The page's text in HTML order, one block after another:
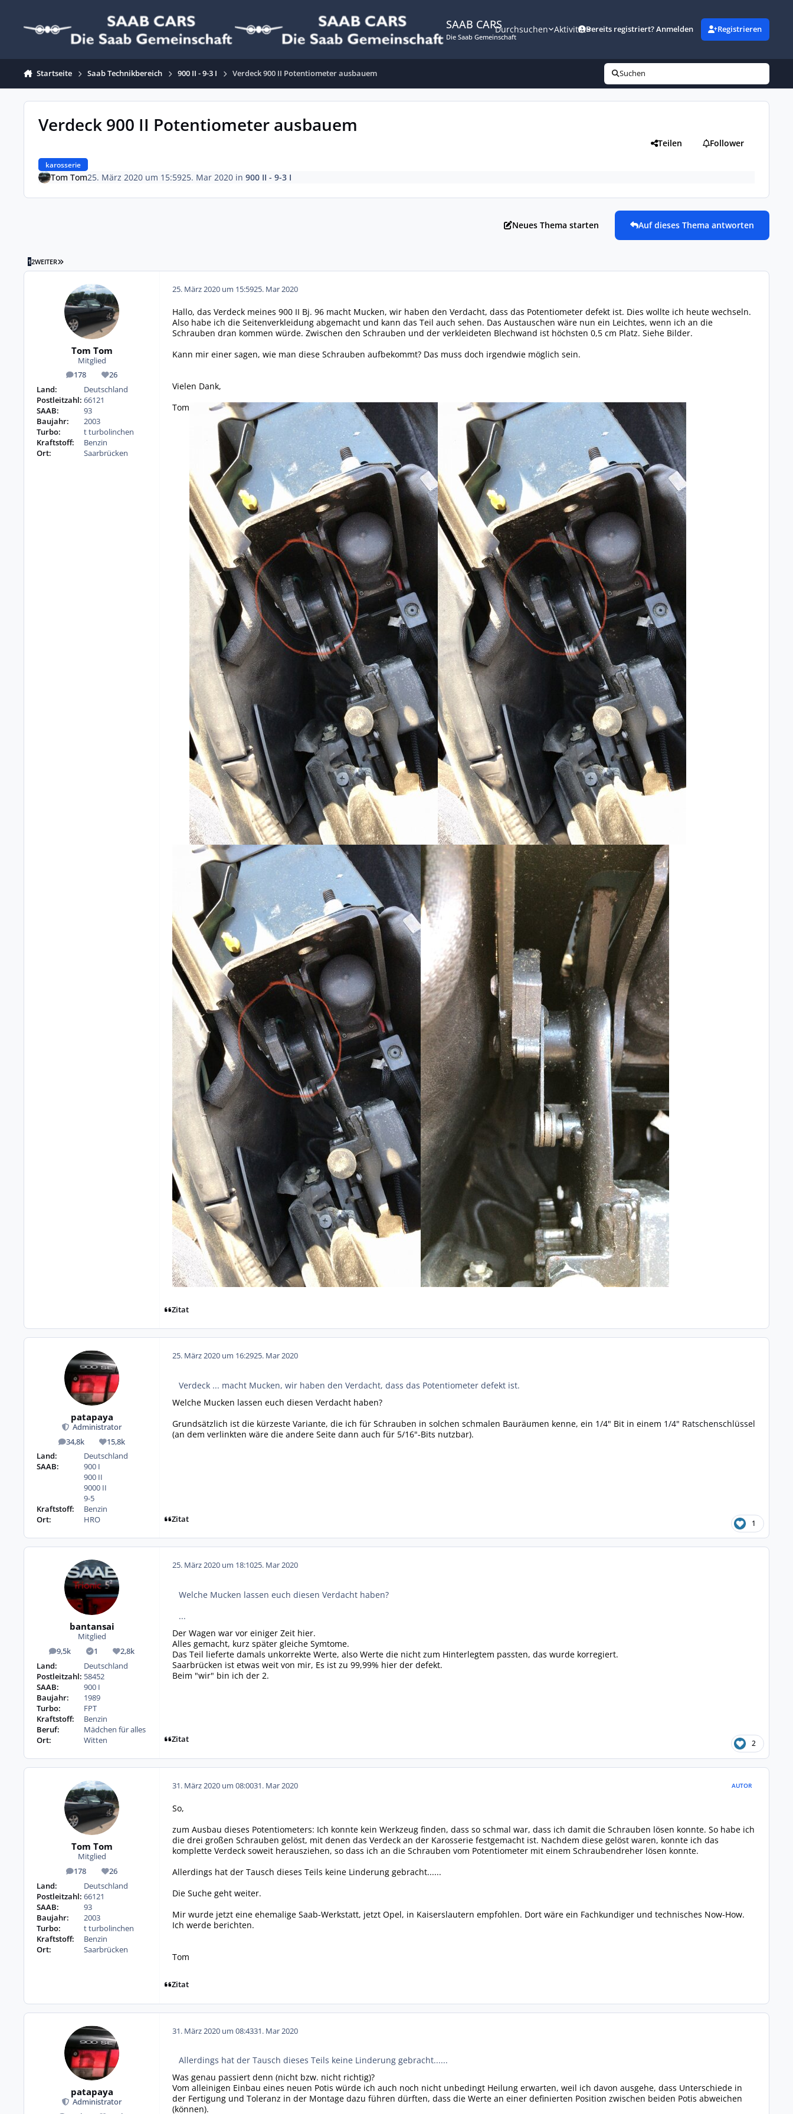
SAAB CARS
Die Saab Gemeinschaft
Durchsuchen AktivitätBereits registriert? Anmelden Registrieren
Startseite Saab Technikbereich 900 II - 9-3 I Verdeck 900 II Potentiometer ausbauem Suchen
Verdeck 900 II Potentiometer ausbauem
karosserie
Teilen Follower
Tom Tom25. März 2020 um 15:5925. Mar 2020in 900 II - 9-3 I
Neues Thema starten Auf dieses Thema antworten
12WEITER LETZTE SEITE
Tom Tom
Mitglied
178
Beiträge 26
Reputation
Land:
Deutschland
Postleitzahl: 66121
SAAB:
93
Baujahr:
2003
Turbo:
t turbolinchen
Kraftstoff:
Benzin
Ort:
Saarbrücken
25. März 2020 um 15:5925. Mar 2020
Hallo, das Verdeck meines 900 II Bj. 96 macht Mucken, wir haben den Verdacht, dass das Potentiometer defekt ist. Dies wollte ich heute wechseln.
Also habe ich die Seitenverkleidung abgemacht und kann das Teil auch sehen. Das Austauschen wäre nun ein Leichtes, wenn ich an die
Schrauben dran kommen würde. Zwischen den Schrauben und der verkleideten Blechwand ist höchsten 0,5 cm Platz. Siehe Bilder.
Kann mir einer sagen, wie man diese Schrauben aufbekommt? Das muss doch irgendwie möglich sein.
Vielen Dank,
Tom
Zitat
patapaya
Administrator
34,8k
Beiträge 15,8k
Reputation
Land:
Deutschland
SAAB:
900 I
900 II
9000 II
9-5
Kraftstoff:
Benzin
Ort:
HRO
25. März 2020 um 16:2925. Mar 2020
Verdeck ... macht Mucken, wir haben den Verdacht, dass das Potentiometer defekt ist.
Welche Mucken lassen euch diesen Verdacht haben?
Grundsätzlich ist die kürzeste Variante, die ich für Schrauben in solchen schmalen Bauräumen kenne, ein 1/4" Bit in einem 1/4" Ratschenschlüssel
(an dem verlinkten wäre die andere Seite dann auch für 5/16"-Bits nutzbar).
Zitat 1
bantansai
Mitglied
9,5k
Beiträge 1
Lösungen2,8k
Reputation
Land:
Deutschland
Postleitzahl: 58452
SAAB:
900 I
Baujahr:
1989
Turbo:
FPT
Kraftstoff:
Benzin
Beruf:
Mädchen für alles
Ort:
Witten
25. März 2020 um 18:1025. Mar 2020
Welche Mucken lassen euch diesen Verdacht haben?
...
Der Wagen war vor einiger Zeit hier.
Alles gemacht, kurz später gleiche Symtome.
Das Teil lieferte damals unkorrekte Werte, also Werte die nicht zum Hinterlegtem passten, das wurde korregiert.
Saarbrücken ist etwas weit von mir, Es ist zu 99,99% hier der defekt.
Beim "wir" bin ich der 2.
Zitat 2
Tom Tom
Mitglied
178
Beiträge 26
Reputation
Land:
Deutschland
Postleitzahl: 66121
SAAB:
93
Baujahr:
2003
Turbo:
t turbolinchen
Kraftstoff:
Benzin
Ort:
Saarbrücken
31. März 2020 um 08:0031. Mar 2020 AUTOR
So,
zum Ausbau dieses Potentiometers: Ich konnte kein Werkzeug finden, dass so schmal war, dass ich damit die Schrauben lösen konnte. So habe ich
die drei großen Schrauben gelöst, mit denen das Verdeck an der Karosserie festgemacht ist. Nachdem diese gelöst waren, konnte ich das
komplette Verdeck soweit herausziehen, so dass ich an die Schrauben vom Potentiometer mit einem Schraubendreher lösen konnte.
Allerdings hat der Tausch dieses Teils keine Linderung gebracht......
Die Suche geht weiter.
Mir wurde jetzt eine ehemalige Saab-Werkstatt, jetzt Opel, in Kaiserslautern empfohlen. Dort wäre ein Fachkundiger und technisches Now-How.
Ich werde berichten.
Tom
Zitat
patapaya
Administrator
31. März 2020 um 08:4331. Mar 2020
Allerdings hat der Tausch dieses Teils keine Linderung gebracht......
Was genau passiert denn (nicht bzw. nicht richtig)?
Vom alleinigen Einbau eines neuen Potis würde ich auch noch nicht unbedingt Heilung erwarten, weil ich davon ausgehe, dass Unterschiede in
der Fertigung und Toleranz in der Montage dazu führen dürften, dass die Werte an einer definierten Position zwischen beiden Potis abweichen
(können).